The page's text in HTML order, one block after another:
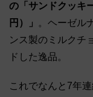
の「サンドクッキ
円）」 。ヘーゼル
ンス製のミルクチ
ドした逸品。
これでなんと7年